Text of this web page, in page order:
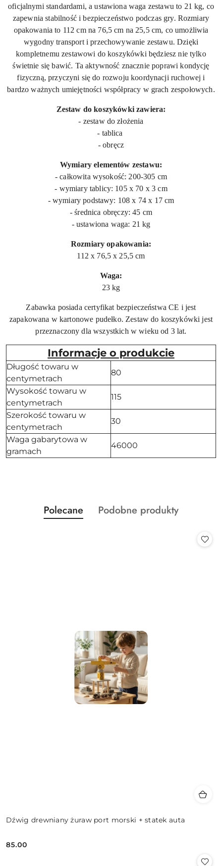
oficjalnymi standardami, a ustawiona waga zestawu to 21 kg, co
zapewnia stabilność i bezpieczeństwo podczas gry. Rozmiary
opakowania to 112 cm na 76,5 cm na 25,5 cm, co umożliwia
wygodny transport i przechowywanie zestawu. Dzięki
kompletnemu zestawowi do koszykówki będziesz nie tylko
świetnie się bawić. Ta aktywność znacznie poprawi kondycję
fizyczną, przyczyni się do rozwoju koordynacji ruchowej i
bardzo ważnych umiejętności współpracy w grach zespołowych.
Zestaw do koszykówki zawiera:
- zestaw do złożenia
- tablica
- obręcz
Wymiary elementów zestawu:
- całkowita wysokość: 200-305 cm
- wymiary tablicy: 105 x 70 x 3 cm
- wymiary podstawy: 108 x 74 x 17 cm
- średnica obręczy: 45 cm
- ustawiona waga: 21 kg
Rozmiary opakowania:
112 x 76,5 x 25,5 cm
Waga:
23 kg
Zabawka posiada certyfikat bezpieczeństwa CE i jest
zapakowana w kartonowe pudełko. Zestaw do koszykówki jest
przeznaczony dla wszystkich w wieku od 3 lat.
Informacje o produkcie
Długość towaru w
centymetrach
80
Wysokość towaru w
centymetrach
115
Szerokość towaru w
centymetrach
30
Waga gabarytowa w
gramach
46000
Pomiń karuzelę produktów
Produkty
o
Polecane
Produkty
Podobne produkty
Dźwig drewniany żuraw port morski + statek auta
Cena:
85.00